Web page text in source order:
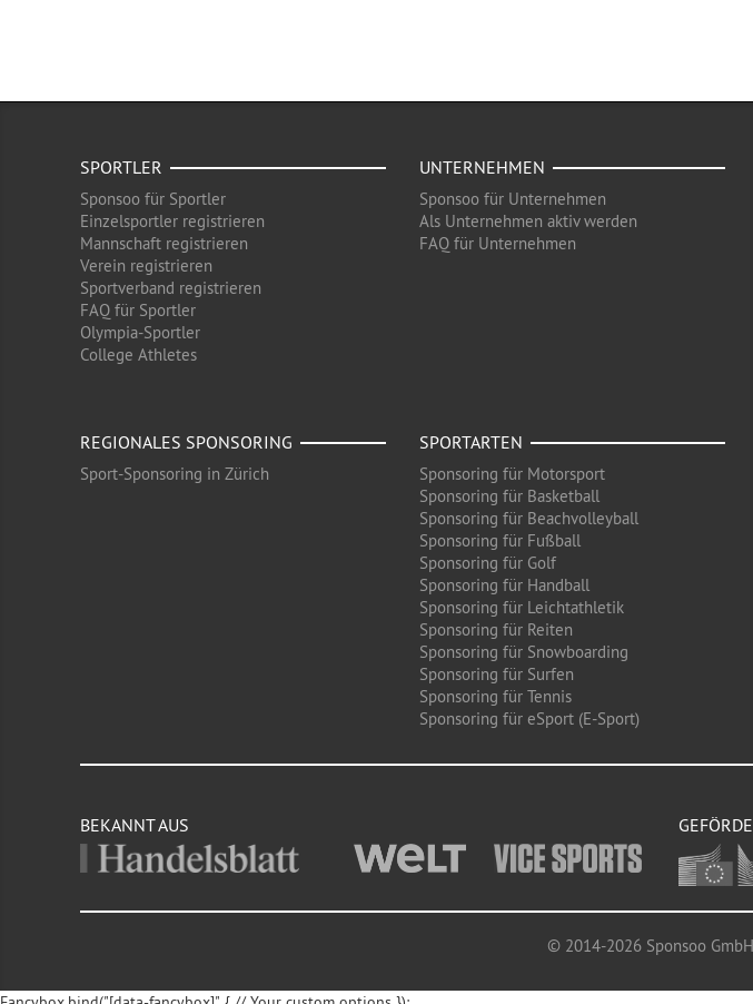
SPORTLER
Sponsoo für Sportler
Einzelsportler registrieren
Mannschaft registrieren
Verein registrieren
Sportverband registrieren
FAQ für Sportler
Olympia-Sportler
College Athletes
UNTERNEHMEN
Sponsoo für Unternehmen
Als Unternehmen aktiv werden
FAQ für Unternehmen
REGIONALES SPONSORING
Sport-Sponsoring in Zürich
SPORTARTEN
Sponsoring für Motorsport
Sponsoring für Basketball
Sponsoring für Beachvolleyball
Sponsoring für Fußball
Sponsoring für Golf
Sponsoring für Handball
Sponsoring für Leichtathletik
Sponsoring für Reiten
Sponsoring für Snowboarding
Sponsoring für Surfen
Sponsoring für Tennis
Sponsoring für eSport (E-Sport)
BEKANNT AUS
© 2014-2026 Sponsoo